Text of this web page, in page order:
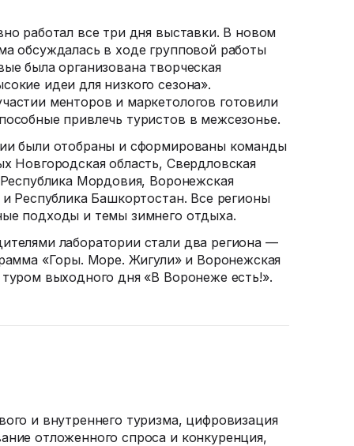
работал все три дня выставки. В новом
обсуждалась в ходе групповой работы
была организована творческая
идеи для низкого сезона».
менторов и маркетологов готовили
привлечь туристов в межсезонье.
были отобраны и сформированы команды
Новгородская область, Свердловская
Мордовия, Воронежская
Республика Башкортостан. Все регионы
подходы и темы зимнего отдыха.
лаборатории стали два региона —
«Горы. Море. Жигули» и Воронежская
выходного дня «В Воронеже есть!».
и внутреннего туризма, цифровизация
отложенного спроса и конкуренция,